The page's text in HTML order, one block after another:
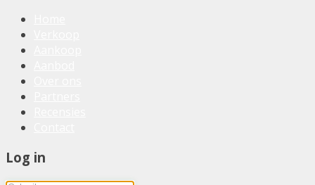
Log in